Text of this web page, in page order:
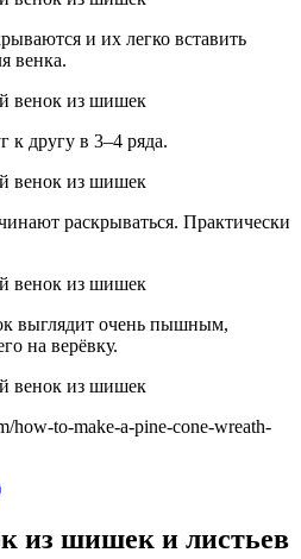
и их легко вставить
венка.
к другу в 3–4 ряда.
раскрываться. Практически
выглядит очень пышным,
на верёвку.
how-to-make-a-pine-cone-wreath-
из шишек и листьев